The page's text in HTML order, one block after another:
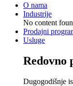
O nama
Industrije
No content
Prodajni
Usluge
Redovno
Dugogodišnje